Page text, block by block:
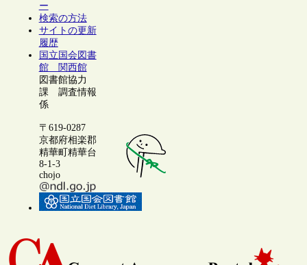
ー
検索の方法
サイトの更新
履歴
国立国会図書
館 関西館
図書館協力
課 調査情報
係
〒619-0287
京都府相楽郡
精華町精華台
8-1-3
chojo